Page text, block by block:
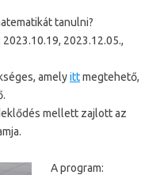
tanulni?
2023.12.05.,
amelyittmegtehető,
mellett zajlott az
A program: